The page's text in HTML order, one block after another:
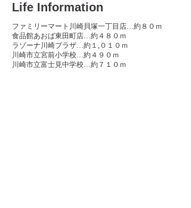
Life Information
ファミリーマート川崎貝塚一丁目店…約８０ｍ
食品館あおば東田町店…約４８０ｍ
ラゾーナ川崎プラザ…約１,０１０ｍ
川崎市立宮前小学校…約４９０ｍ
川崎市立富士見中学校…約７１０ｍ